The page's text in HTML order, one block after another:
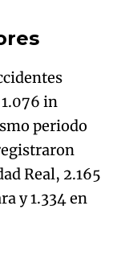
in
periodo
Real, 2.165
y 1.334 en